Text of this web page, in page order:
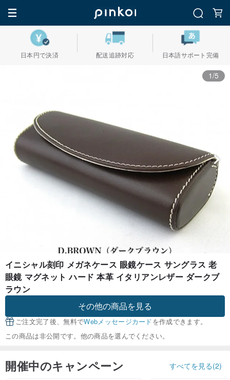
日本円で決済 配送追跡対応 日本語サポート完備
1/5
イニシャル刻印 メガネケース 眼鏡ケース サングラス 老
眼鏡 マグネット ハード 本革 イタリアンレザー ダークブ
ラウン
その他の商品を見る
ご注文完了後、無料でWebメッセージカードを作成できます。
この商品は非公開です。他の商品を選んでください。
開催中のキャンペーン すべてを見る(2)